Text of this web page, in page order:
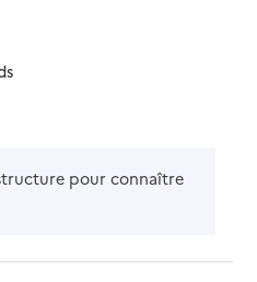
disponible
pour connaître